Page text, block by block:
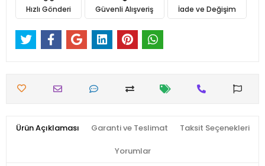
Hızlı Gönderi Güvenli Alışveriş İade ve Değişim
Ürün Açıklaması Garanti ve Teslimat Taksit Seçenekleri
Yorumlar